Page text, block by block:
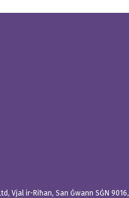
Vjal ir-Riħan, San Ġwann SĠN